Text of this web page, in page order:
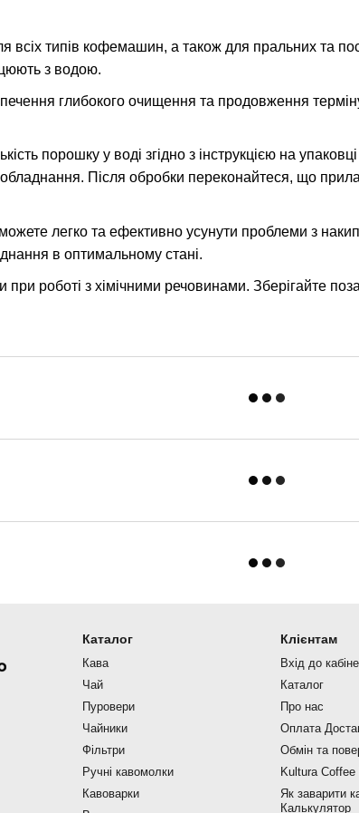
всіх типів кофемашин, а також для пральних та
з водою.
глибокого очищення та продовження
порошку у воді згідно з інструкцією на
Після обробки переконайтеся, що
легко та ефективно усунути проблеми з
в оптимальному стані.
при роботі з хімічними речовинами. Зберігайте
Каталог
Кава
Чай
Пуровери
Чайники
Фільтри
Ручні кавомолки
Кавоварки
Клієнтам
Вхід до
Каталог
Про нас
Оплата
Обмін та
Kultura Coffee
Як заварити
Калькулятор